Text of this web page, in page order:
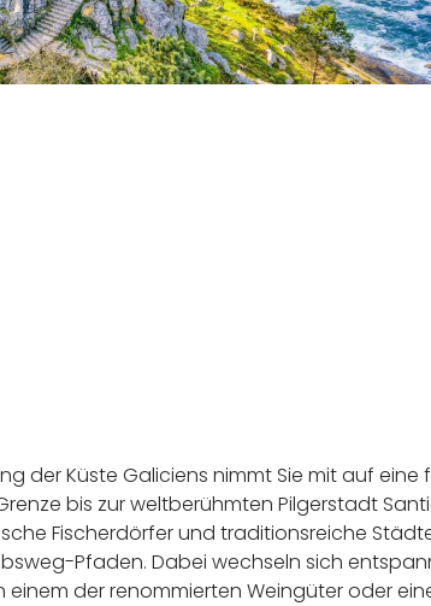
der Küste Galiciens nimmt Sie mit auf
bis zur weltberühmten Pilgerstadt
Fischerdörfer und traditionsreiche
Pfaden. Dabei wechseln sich
einem der renommierten Weingüter oder